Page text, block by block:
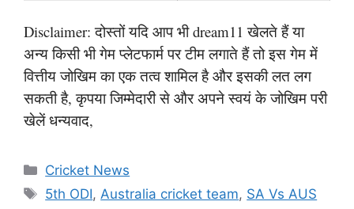
Disclaimer: दोस्तों यदि आप भी dream11 खेलते हैं या
अन्य किसी भी गेम प्लेटफार्म पर टीम लगाते हैं तो इस गेम में
वित्तीय जोखिम का एक तत्व शामिल है और इसकी लत लग
सकती है, कृपया जिम्मेदारी से और अपने स्वयं के जोखिम परी
खेलें धन्यवाद,
Categories
Cricket News
Tags
5th ODI,Australia cricket team, SA Vs AUS